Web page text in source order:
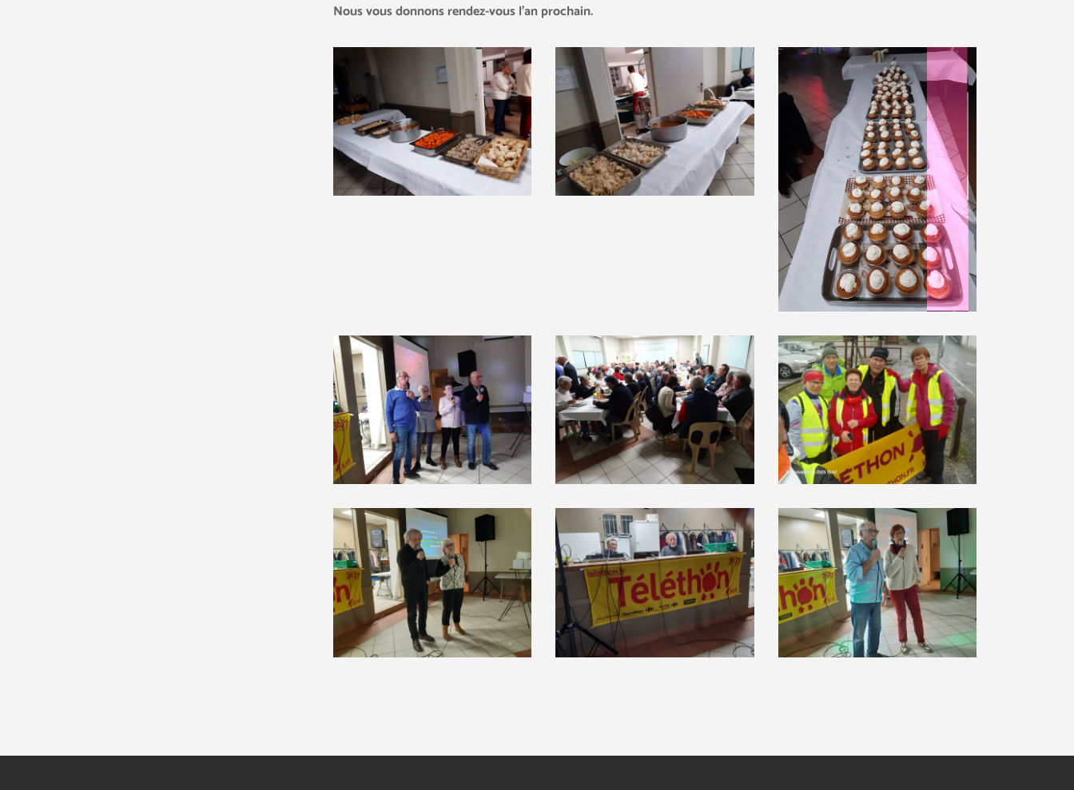
Nous vous donnons rendez-vous l’an prochain.